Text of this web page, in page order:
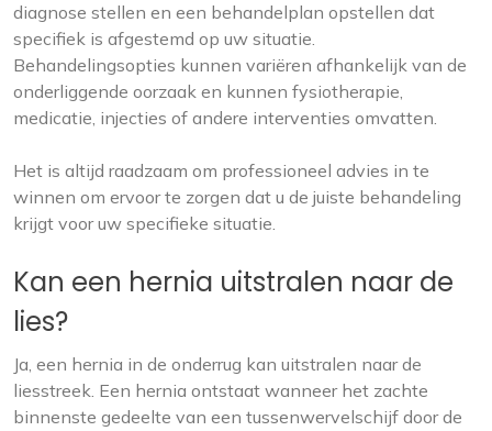
diagnose stellen en een behandelplan opstellen dat
specifiek is afgestemd op uw situatie.
Behandelingsopties kunnen variëren afhankelijk van de
onderliggende oorzaak en kunnen fysiotherapie,
medicatie, injecties of andere interventies omvatten.
Het is altijd raadzaam om professioneel advies in te
winnen om ervoor te zorgen dat u de juiste behandeling
krijgt voor uw specifieke situatie.
Kan een hernia uitstralen naar de
lies?
Ja, een hernia in de onderrug kan uitstralen naar de
liesstreek. Een hernia ontstaat wanneer het zachte
binnenste gedeelte van een tussenwervelschijf door de